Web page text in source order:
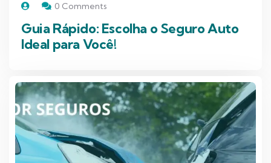
0 Comments
Guia Rápido: Escolha o Seguro Auto
Ideal para Você!